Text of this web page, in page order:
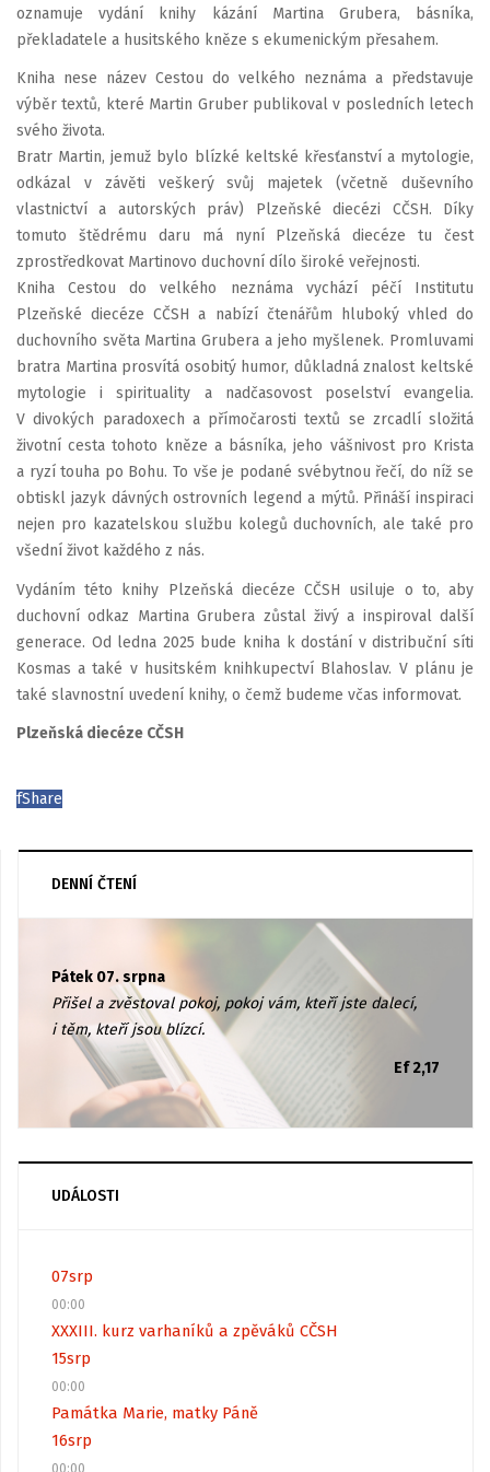
oznamuje vydání knihy kázání Martina Grubera, básníka,
překladatele a husitského kněze s ekumenickým přesahem.
Kniha nese název Cestou do velkého neznáma a představuje
výběr textů, které Martin Gruber publikoval v posledních letech
svého života.
Bratr Martin, jemuž bylo blízké keltské křesťanství a mytologie,
odkázal v závěti veškerý svůj majetek (včetně duševního
vlastnictví a autorských práv) Plzeňské diecézi CČSH. Díky
tomuto štědrému daru má nyní Plzeňská diecéze tu čest
zprostředkovat Martinovo duchovní dílo široké veřejnosti.
Kniha Cestou do velkého neznáma vychází péčí Institutu
Plzeňské diecéze CČSH a nabízí čtenářům hluboký vhled do
duchovního světa Martina Grubera a jeho myšlenek. Promluvami
bratra Martina prosvítá osobitý humor, důkladná znalost keltské
mytologie i spirituality a nadčasovost poselství evangelia.
V divokých paradoxech a přímočarosti textů se zrcadlí složitá
životní cesta tohoto kněze a básníka, jeho vášnivost pro Krista
a ryzí touha po Bohu. To vše je podané svébytnou řečí, do níž se
obtiskl jazyk dávných ostrovních legend a mýtů. Přináší inspiraci
nejen pro kazatelskou službu kolegů duchovních, ale také pro
všední život každého z nás.
Vydáním této knihy Plzeňská diecéze CČSH usiluje o to, aby
duchovní odkaz Martina Grubera zůstal živý a inspiroval další
generace. Od ledna 2025 bude kniha k dostání v distribuční síti
Kosmas a také v husitském knihkupectví Blahoslav. V plánu je
také slavnostní uvedení knihy, o čemž budeme včas informovat.
Plzeňská diecéze CČSH
fShare
DENNÍ ČTENÍ
Pátek 07. srpna
Přišel a zvěstoval pokoj, pokoj vám, kteří jste dalecí,
i těm, kteří jsou blízcí.
Ef 2,17
UDÁLOSTI
07srp
00:00
XXXIII. kurz varhaníků a zpěváků CČSH
15srp
00:00
Památka Marie, matky Páně
16srp
00:00